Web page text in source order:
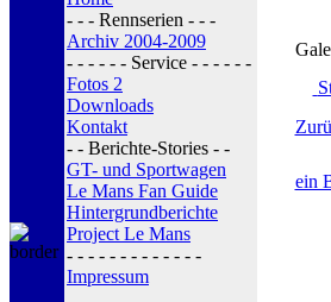
- - - Rennserien - - -
Archiv 2004-2009
- - - - - - Service - - - - - -
Fotos 2
Downloads
Kontakt
- - Berichte-Stories - -
GT- und Sportwagen
Le Mans Fan Guide
Hintergrundberichte
Project Le Mans
- - - - - - - - - - - - -
Impressum
ein